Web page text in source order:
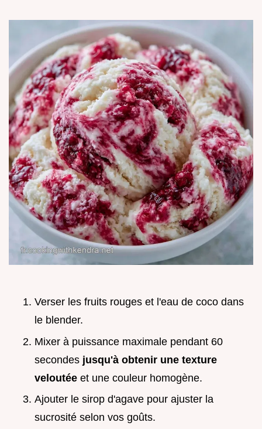
Verser les fruits rouges et l'eau de coco dans
le blender.
Mixer à puissance maximale pendant 60
secondes jusqu'à obtenir une texture
veloutée et une couleur homogène.
Ajouter le sirop d'agave pour ajuster la
sucrosité selon vos goûts.